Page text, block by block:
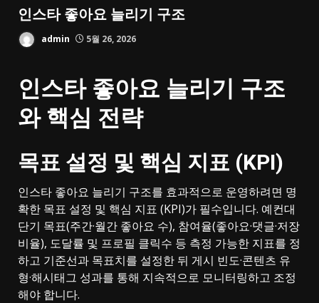
인스타 좋아요 늘리기 구조
admin 5월 26, 2026
인스타 좋아요 늘리기 구조
와 핵심 전략
목표 설정 및 핵심 지표 (KPI)
인스타 좋아요 늘리기 구조를 효과적으로 운영하려면 명
확한 목표 설정 및 핵심 지표 (KPI)가 필수입니다. 예컨대
단기 목표(주간·월간 좋아요 수), 참여율(좋아요·댓글·저장
비율), 도달률 및 프로필 클릭수 등 측정 가능한 지표를 정
하고 기준선과 목표치를 설정한 뒤 게시 빈도·콘텐츠 유
형·해시태그 성과를 통해 지속적으로 모니터링하고 조정
해야 합니다.